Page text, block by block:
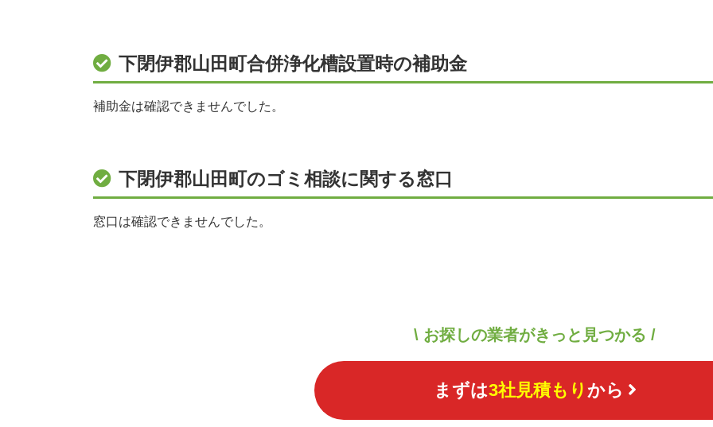
下閉伊郡山田町合併浄化槽設置時の補助金
補助金は確認できませんでした。
下閉伊郡山田町のゴミ相談に関する窓口
窓口は確認できませんでした。
\ お探しの業者がきっと見つかる /
まずは3社見積もり から